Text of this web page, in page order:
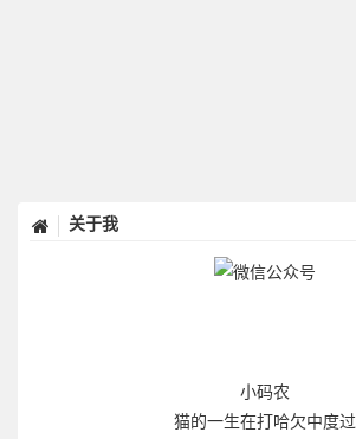
关于我
小码农
猫的一生在打哈欠中度过